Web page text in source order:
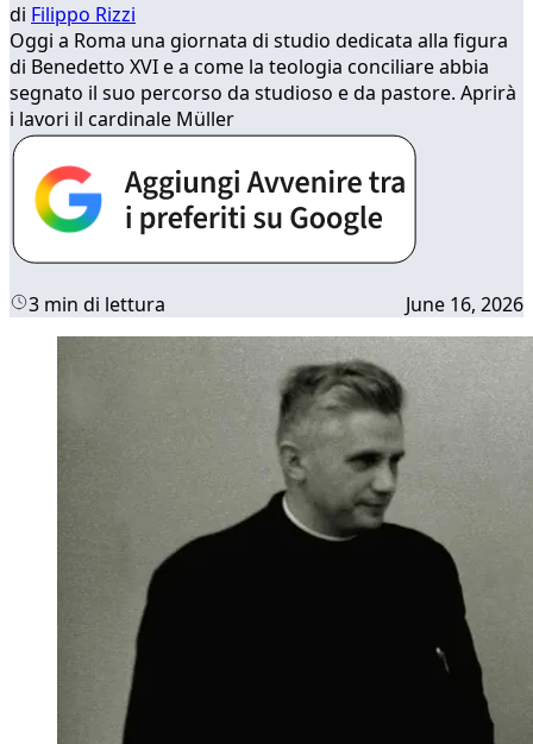
di Filippo Rizzi
Oggi a Roma una giornata di studio dedicata alla figura
di Benedetto XVI e a come la teologia conciliare abbia
segnato il suo percorso da studioso e da pastore. Aprirà
i lavori il cardinale Müller
3 min di lettura June 16, 2026